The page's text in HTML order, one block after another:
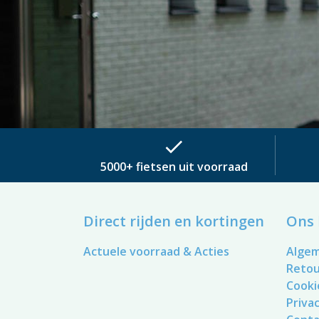
check
5000+ fietsen uit voorraad
Direct rijden en kortingen
Actuele voorraad & Acties